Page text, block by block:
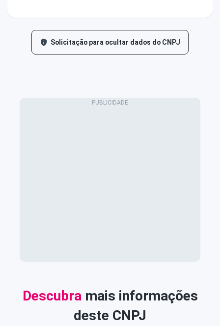
Solicitação para ocultar dados do CNPJ
Descubra mais informações
deste CNPJ